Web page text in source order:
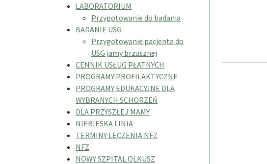
LABORATORIUM
Przygotowanie do badania
BADANIE USG
Przygotowanie pacjenta do
USG jamy brzusznej
CENNIK USŁUG PŁATNYCH
PROGRAMY PROFILAKTYCZNE
PROGRAMY EDUKACYJNE DLA
WYBRANYCH SCHORZEŃ
DLA PRZYSZŁEJ MAMY
NIEBIESKA LINIA
TERMINY LECZENIA NFZ
NFZ
NOWY SZPITAL OLKUSZ